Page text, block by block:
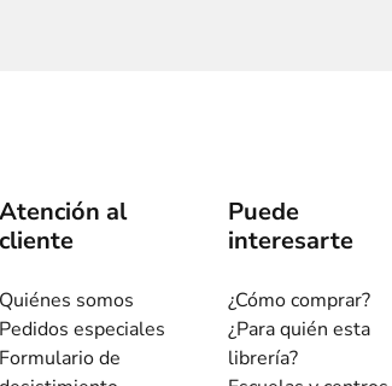
Atención al
cliente
Quiénes somos
Pedidos especiales
Formulario de
Puede
interesarte
¿Cómo comprar?
¿Para quién esta
librería?